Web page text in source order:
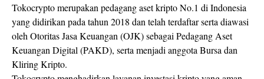
Tokocrypto merupakan pedagang aset kripto No.1 di Indonesia
yang didirikan pada tahun 2018 dan telah terdaftar serta diawasi
oleh Otoritas Jasa Keuangan (OJK) sebagai Pedagang Aset
Keuangan Digital (PAKD), serta menjadi anggota Bursa dan
Kliring Kripto.